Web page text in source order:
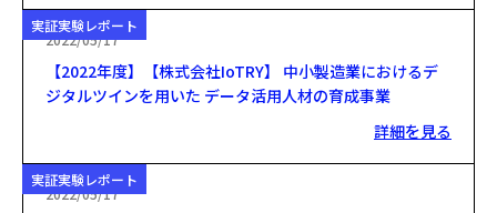
実証実験レポート
2022/05/17
【2022年度】【株式会社IoTRY】 中小製造業におけるデ
ジタルツインを用いた データ活用人材の育成事業
詳細を見る
実証実験レポート
2022/05/17